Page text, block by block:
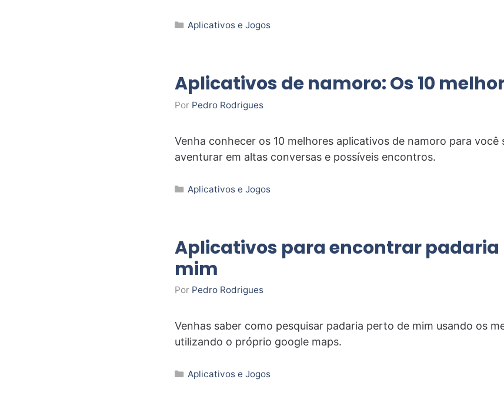
Categorias
Aplicativos e Jogos
Aplicativos de namoro: Os 10
Por Pedro Rodrigues
Venha conhecer os 10 melhores aplicativos de namoro para você
aventurar em altas conversas e possíveis encontros.
Categorias
Aplicativos e Jogos
Aplicativos para encontrar padaria
mim
Por Pedro Rodrigues
Venhas saber como pesquisar padaria perto de mim usando os
utilizando o próprio google maps.
Categorias
Aplicativos e Jogos